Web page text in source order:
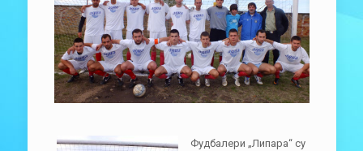
Фудбалери „Липара“ су